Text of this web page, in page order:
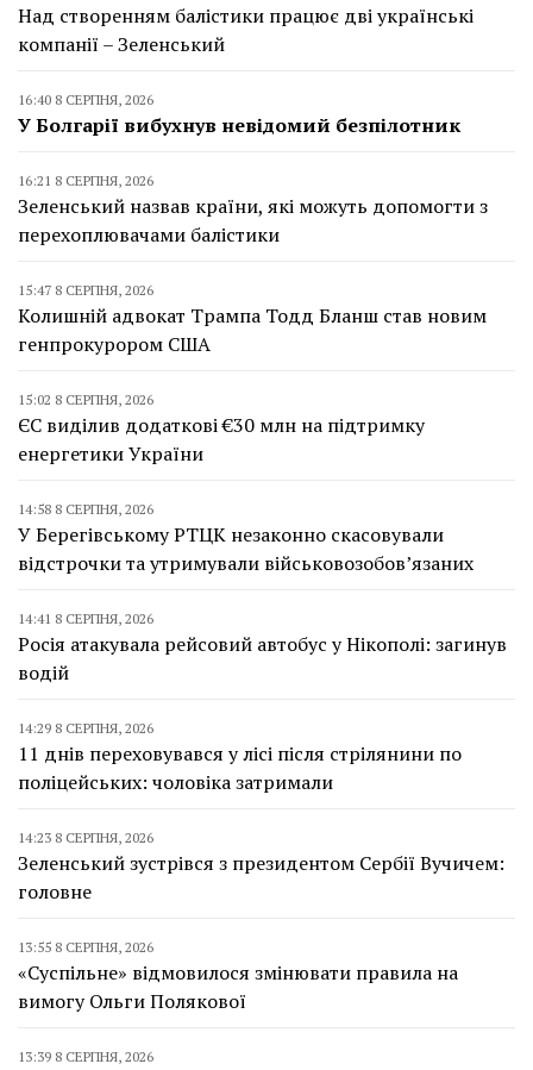
Над створенням балістики працює дві українські
компанії – Зеленський
16:40 8 СЕРПНЯ, 2026
У Болгарії вибухнув невідомий безпілотник
16:21 8 СЕРПНЯ, 2026
Зеленський назвав країни, які можуть допомогти з
перехоплювачами балістики
15:47 8 СЕРПНЯ, 2026
Колишній адвокат Трампа Тодд Бланш став новим
генпрокурором США
15:02 8 СЕРПНЯ, 2026
ЄС виділив додаткові €30 млн на підтримку
енергетики України
14:58 8 СЕРПНЯ, 2026
У Берегівському РТЦК незаконно скасовували
відстрочки та утримували військовозобов’язаних
14:41 8 СЕРПНЯ, 2026
Росія атакувала рейсовий автобус у Нікополі: загинув
водій
14:29 8 СЕРПНЯ, 2026
11 днів переховувався у лісі після стрілянини по
поліцейських: чоловіка затримали
14:23 8 СЕРПНЯ, 2026
Зеленський зустрівся з президентом Сербії Вучичем:
головне
13:55 8 СЕРПНЯ, 2026
«Суспільне» відмовилося змінювати правила на
вимогу Ольги Полякової
13:39 8 СЕРПНЯ, 2026